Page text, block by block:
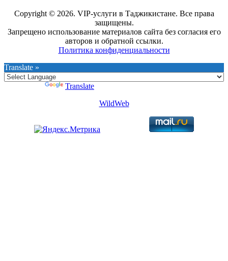
Copyright © 2026. VIP-услуги в Таджикистане. Все права
защищены.
Запрещено использование материалов сайта без согласия его
авторов и обратной ссылки.
Политика конфиденциальности
Translate »
Translate
WildWeb